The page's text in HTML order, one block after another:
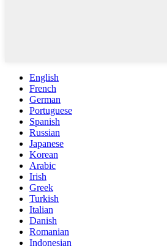
English
French
German
Portuguese
Spanish
Russian
Japanese
Korean
Arabic
Irish
Greek
Turkish
Italian
Danish
Romanian
Indonesian